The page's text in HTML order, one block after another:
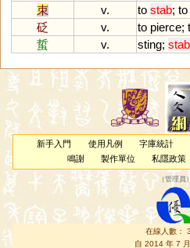
朿
v. to stab; to
砭
v. to pierce;
蜇
v. sting; stab
新手入門 使用凡例 字庫統計
鳴謝
製作單位 私隱政策
（管理員 ）
在線人數：
自 2014 年 7